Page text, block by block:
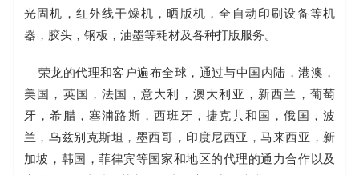
光固机，红外线干燥机，晒版机，全自动印刷设备等机
器，胶头，钢板，油墨等耗材及各种打版服务。
荣龙的代理和客户遍布全球，通过与中国内陆，港澳，
美国，英国，法国，意大利，澳大利亚，新西兰，葡萄
牙，希腊，塞浦路斯，西班牙，捷克共和国，俄国，波
兰，乌兹别克斯坦，墨西哥，印度尼西亚，马来西亚，新
加坡，韩国，菲律宾等国家和地区的代理的通力合作以及